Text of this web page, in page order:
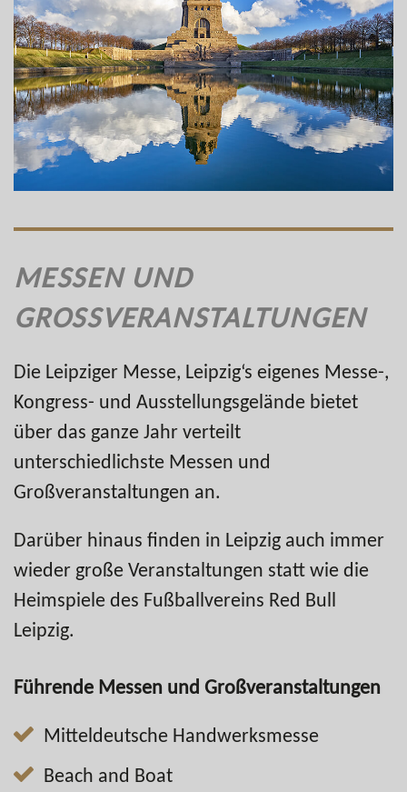
MESSEN UND
GROSSVERANSTALTUNGEN
Die Leipziger Messe, Leipzig‘s eigenes Messe-,
Kongress- und Ausstellungsgelände bietet
über das ganze Jahr verteilt
unterschiedlichste Messen und
Großveranstaltungen an.
Darüber hinaus finden in Leipzig auch immer
wieder große Veranstaltungen statt wie die
Heimspiele des Fußballvereins Red Bull
Leipzig.
Führende Messen und Großveranstaltungen
Mitteldeutsche Handwerksmesse
Beach and Boat